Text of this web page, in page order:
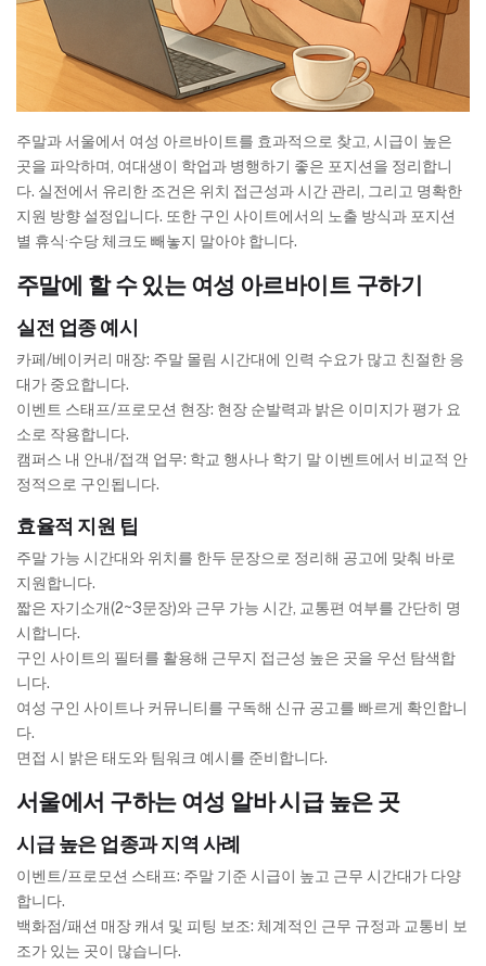
주말과 서울에서 여성 아르바이트를 효과적으로 찾고, 시급이 높은
곳을 파악하며, 여대생이 학업과 병행하기 좋은 포지션을 정리합니
다. 실전에서 유리한 조건은 위치 접근성과 시간 관리, 그리고 명확한
지원 방향 설정입니다. 또한 구인 사이트에서의 노출 방식과 포지션
별 휴식·수당 체크도 빼놓지 말아야 합니다.
주말에 할 수 있는 여성 아르바이트 구하기
실전 업종 예시
카페/베이커리 매장: 주말 몰림 시간대에 인력 수요가 많고 친절한 응
대가 중요합니다.
이벤트 스태프/프로모션 현장: 현장 순발력과 밝은 이미지가 평가 요
소로 작용합니다.
캠퍼스 내 안내/접객 업무: 학교 행사나 학기 말 이벤트에서 비교적 안
정적으로 구인됩니다.
효율적 지원 팁
주말 가능 시간대와 위치를 한두 문장으로 정리해 공고에 맞춰 바로
지원합니다.
짧은 자기소개(2~3문장)와 근무 가능 시간, 교통편 여부를 간단히 명
시합니다.
구인 사이트의 필터를 활용해 근무지 접근성 높은 곳을 우선 탐색합
니다.
여성 구인 사이트나 커뮤니티를 구독해 신규 공고를 빠르게 확인합니
다.
면접 시 밝은 태도와 팀워크 예시를 준비합니다.
서울에서 구하는 여성 알바 시급 높은 곳
시급 높은 업종과 지역 사례
이벤트/프로모션 스태프: 주말 기준 시급이 높고 근무 시간대가 다양
합니다.
백화점/패션 매장 캐셔 및 피팅 보조: 체계적인 근무 규정과 교통비 보
조가 있는 곳이 많습니다.